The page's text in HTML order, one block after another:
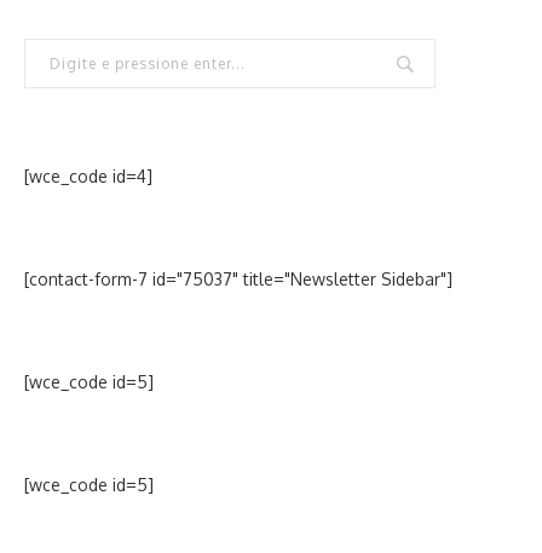
[wce_code id=4]
[contact-form-7 id="75037" title="Newsletter Sidebar"]
[wce_code id=5]
[wce_code id=5]